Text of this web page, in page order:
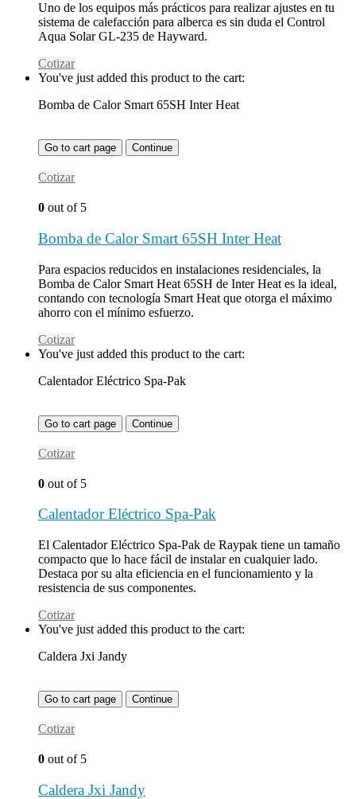
Uno de los equipos más prácticos para realizar ajustes en tu
sistema de calefacción para alberca es sin duda el Control
Aqua Solar GL-235 de Hayward.
Cotizar
You've just added this product to the cart:
Bomba de Calor Smart 65SH Inter Heat
Go to cart page Continue
Cotizar
0 out of 5
Bomba de Calor Smart 65SH Inter Heat
Para espacios reducidos en instalaciones residenciales, la
Bomba de Calor Smart Heat 65SH de Inter Heat es la ideal,
contando con tecnología Smart Heat que otorga el máximo
ahorro con el mínimo esfuerzo.
Cotizar
You've just added this product to the cart:
Calentador Eléctrico Spa-Pak
Go to cart page Continue
Cotizar
0 out of 5
Calentador Eléctrico Spa-Pak
El Calentador Eléctrico Spa-Pak de Raypak tiene un tamaño
compacto que lo hace fácil de instalar en cualquier lado.
Destaca por su alta eficiencia en el funcionamiento y la
resistencia de sus componentes.
Cotizar
You've just added this product to the cart:
Caldera Jxi Jandy
Go to cart page Continue
Cotizar
0 out of 5
Caldera Jxi Jandy